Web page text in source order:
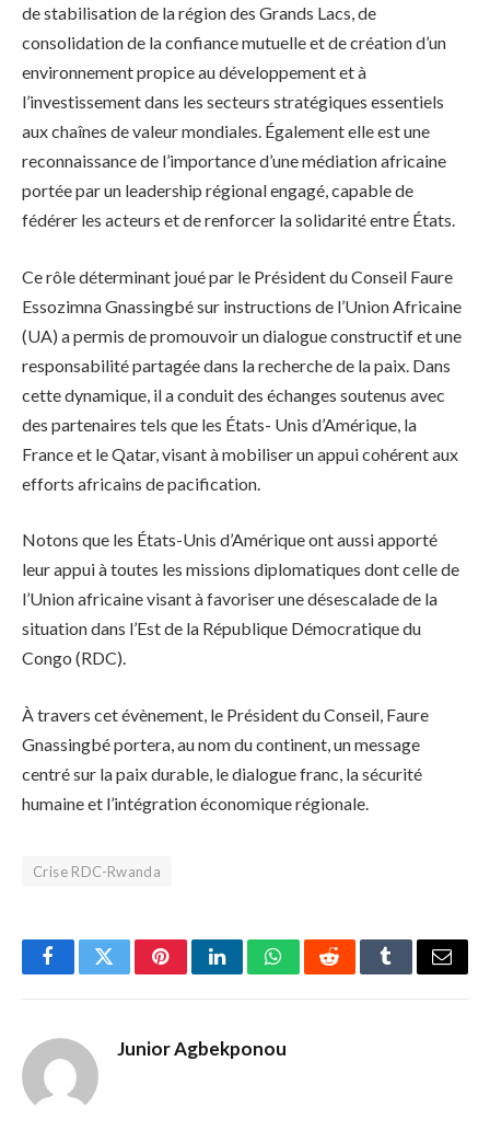
de stabilisation de la région des Grands Lacs, de
consolidation de la confiance mutuelle et de création d’un
environnement propice au développement et à
l’investissement dans les secteurs stratégiques essentiels
aux chaînes de valeur mondiales. Également elle est une
reconnaissance de l’importance d’une médiation africaine
portée par un leadership régional engagé, capable de
fédérer les acteurs et de renforcer la solidarité entre États.
Ce rôle déterminant joué par le Président du Conseil Faure
Essozimna Gnassingbé sur instructions de l’Union Africaine
(UA) a permis de promouvoir un dialogue constructif et une
responsabilité partagée dans la recherche de la paix. Dans
cette dynamique, il a conduit des échanges soutenus avec
des partenaires tels que les États- Unis d’Amérique, la
France et le Qatar, visant à mobiliser un appui cohérent aux
efforts africains de pacification.
Notons que les États-Unis d’Amérique ont aussi apporté
leur appui à toutes les missions diplomatiques dont celle de
l’Union africaine visant à favoriser une désescalade de la
situation dans l’Est de la République Démocratique du
Congo (RDC).
À travers cet évènement, le Président du Conseil, Faure
Gnassingbé portera, au nom du continent, un message
centré sur la paix durable, le dialogue franc, la sécurité
humaine et l’intégration économique régionale.
Crise RDC-Rwanda
FacebookTwitterPinterestLinkedInWhatsAppRedditTumblrEmail
Junior Agbekponou